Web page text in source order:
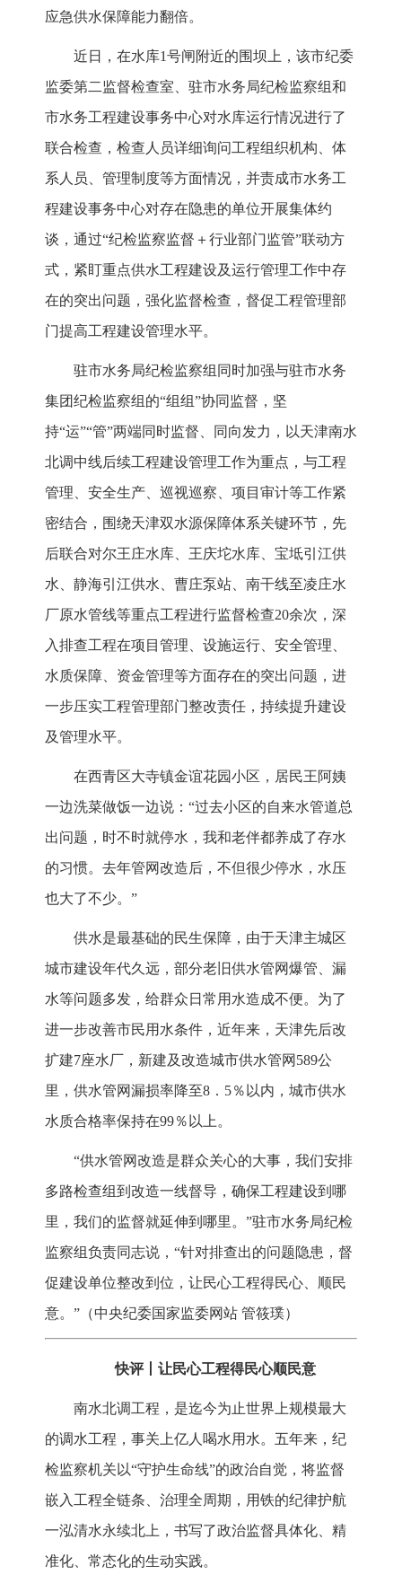
应急供水保障能力翻倍。
近日，在水库1号闸附近的围坝上，该市纪委
监委第二监督检查室、驻市水务局纪检监察组和
市水务工程建设事务中心对水库运行情况进行了
联合检查，检查人员详细询问工程组织机构、体
系人员、管理制度等方面情况，并责成市水务工
程建设事务中心对存在隐患的单位开展集体约
谈，通过“纪检监察监督＋行业部门监管”联动方
式，紧盯重点供水工程建设及运行管理工作中存
在的突出问题，强化监督检查，督促工程管理部
门提高工程建设管理水平。
驻市水务局纪检监察组同时加强与驻市水务
集团纪检监察组的“组组”协同监督，坚
持“运”“管”两端同时监督、同向发力，以天津南水
北调中线后续工程建设管理工作为重点，与工程
管理、安全生产、巡视巡察、项目审计等工作紧
密结合，围绕天津双水源保障体系关键环节，先
后联合对尔王庄水库、王庆坨水库、宝坻引江供
水、静海引江供水、曹庄泵站、南干线至凌庄水
厂原水管线等重点工程进行监督检查20余次，深
入排查工程在项目管理、设施运行、安全管理、
水质保障、资金管理等方面存在的突出问题，进
一步压实工程管理部门整改责任，持续提升建设
及管理水平。
在西青区大寺镇金谊花园小区，居民王阿姨
一边洗菜做饭一边说：“过去小区的自来水管道总
出问题，时不时就停水，我和老伴都养成了存水
的习惯。去年管网改造后，不但很少停水，水压
也大了不少。”
供水是最基础的民生保障，由于天津主城区
城市建设年代久远，部分老旧供水管网爆管、漏
水等问题多发，给群众日常用水造成不便。为了
进一步改善市民用水条件，近年来，天津先后改
扩建7座水厂，新建及改造城市供水管网589公
里，供水管网漏损率降至8．5％以内，城市供水
水质合格率保持在99％以上。
“供水管网改造是群众关心的大事，我们安排
多路检查组到改造一线督导，确保工程建设到哪
里，我们的监督就延伸到哪里。”驻市水务局纪检
监察组负责同志说，“针对排查出的问题隐患，督
促建设单位整改到位，让民心工程得民心、顺民
意。”（中央纪委国家监委网站 管筱璞）
快评丨让民心工程得民心顺民意
南水北调工程，是迄今为止世界上规模最大
的调水工程，事关上亿人喝水用水。五年来，纪
检监察机关以“守护生命线”的政治自觉，将监督
嵌入工程全链条、治理全周期，用铁的纪律护航
一泓清水永续北上，书写了政治监督具体化、精
准化、常态化的生动实践。